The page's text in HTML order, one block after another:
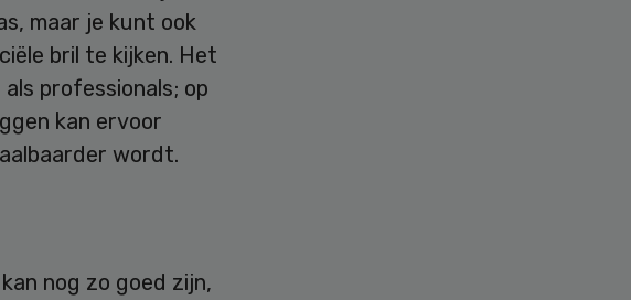
maar je kunt ook
bril te kijken. Het
professionals; op
kan ervoor
wordt.
nog zo goed zijn,